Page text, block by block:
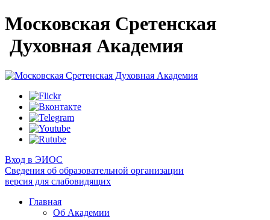
Московская Сретенская
Духовная Академия
Вход в ЭИОС
Сведения об образовательной организации
версия для слабовидящих
Главная
Об Академии